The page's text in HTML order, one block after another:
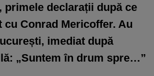
primele declarații după ce
cu Conrad Mericoffer. Au
imediat după
„Suntem în drum spre…”